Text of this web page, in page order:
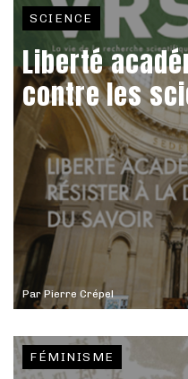
ParPierre Crépel
SCIENCE
Liberté
contre les
FÉMINISME